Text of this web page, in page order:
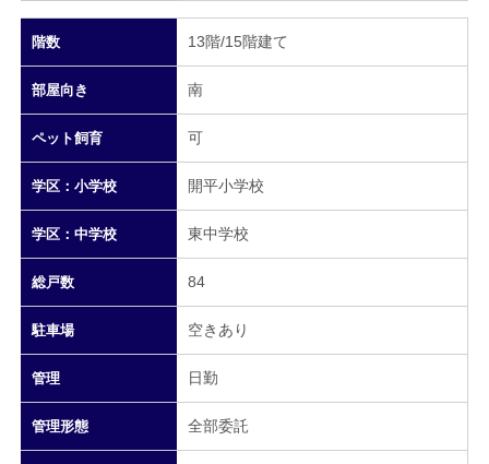
階数 13階/15階建て
部屋向き 南
ペット飼育 可
学区：小学校 開平小学校
学区：中学校 東中学校
総戸数 84
駐車場 空きあり
管理 日勤
管理形態 全部委託